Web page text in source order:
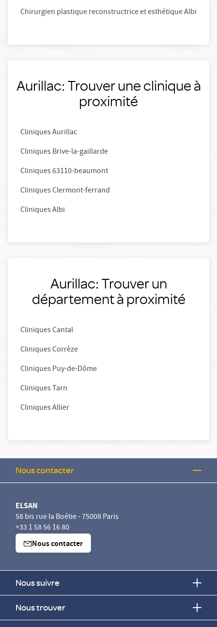
Chirurgien plastique reconstructrice et esthétique Albi
Aurillac: Trouver une clinique à
proximité
Cliniques Aurillac
Cliniques Brive-la-gaillarde
Cliniques 63110-beaumont
Cliniques Clermont-ferrand
Cliniques Albi
Aurillac: Trouver un
département à proximité
Cliniques Cantal
Cliniques Corrèze
Cliniques Puy-de-Dôme
Cliniques Tarn
Cliniques Allier
Nous contacter
ELSAN
58 bis rue la Boétie - 75008 Paris
+33 1 58 56 16 80
Nous contacter
Nous suivre
Nous trouver